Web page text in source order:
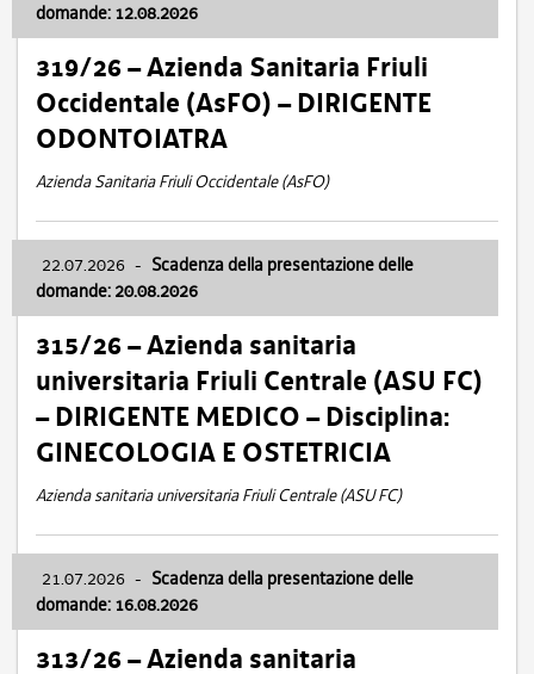
domande: 12.08.2026
319/26 – Azienda Sanitaria Friuli
Occidentale (AsFO) – DIRIGENTE
ODONTOIATRA
Azienda Sanitaria Friuli Occidentale (AsFO)
22.07.2026 - Scadenza della presentazione delle
domande: 20.08.2026
315/26 – Azienda sanitaria
universitaria Friuli Centrale (ASU FC)
– DIRIGENTE MEDICO – Disciplina:
GINECOLOGIA E OSTETRICIA
Azienda sanitaria universitaria Friuli Centrale (ASU FC)
21.07.2026 - Scadenza della presentazione delle
domande: 16.08.2026
313/26 – Azienda sanitaria